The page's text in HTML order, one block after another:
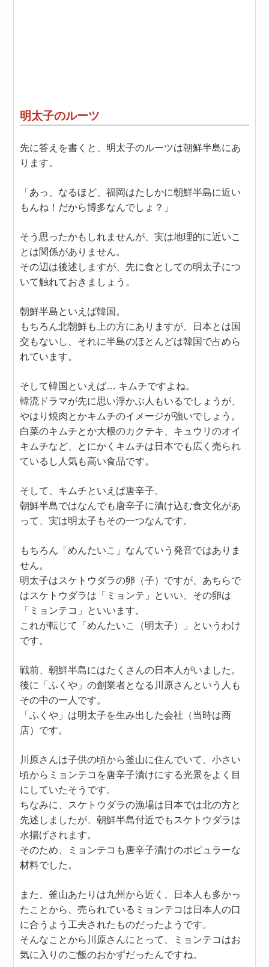
明太子のルーツ
先に答えを書くと、明太子のルーツは朝鮮半島にあ
ります。
「あっ、なるほど、福岡はたしかに朝鮮半島に近い
もんね！だから博多なんでしょ？」
そう思ったかもしれませんが、実は地理的に近いこ
とは関係がありません。
その辺は後述しますが、先に食としての明太子につ
いて触れておきましょう。
朝鮮半島といえば韓国。
もちろん北朝鮮も上の方にありますが、日本とは国
交もないし、それに半島のほとんどは韓国で占めら
れています。
そして韓国といえば… キムチですよね。
韓流ドラマが先に思い浮かぶ人もいるでしょうが、
やはり焼肉とかキムチのイメージが強いでしょう。
白菜のキムチとか大根のカクテキ、キュウリのオイ
キムチなど、とにかくキムチは日本でも広く売られ
ているし人気も高い食品です。
そして、キムチといえば唐辛子。
朝鮮半島ではなんでも唐辛子に漬け込む食文化があ
って、実は明太子もその一つなんです。
もちろん「めんたいこ」なんていう発音ではありま
せん。
明太子はスケトウダラの卵（子）ですが、あちらで
はスケトウダラは「ミョンテ」といい、その卵は
「ミョンテコ」といいます。
これが転じて「めんたいこ（明太子）」というわけ
です。
戦前、朝鮮半島にはたくさんの日本人がいました。
後に「ふくや」の創業者となる川原さんという人も
その中の一人です。
「ふくや」は明太子を生み出した会社（当時は商
店）です。
川原さんは子供の頃から釜山に住んでいて、小さい
頃からミョンテコを唐辛子漬けにする光景をよく目
にしていたそうです。
ちなみに、スケトウダラの漁場は日本では北の方と
先述しましたが、朝鮮半島付近でもスケトウダラは
水揚げされます。
そのため、ミョンテコも唐辛子漬けのポピュラーな
材料でした。
また、釜山あたりは九州から近く、日本人も多かっ
たことから、売られているミョンテコは日本人の口
に合うよう工夫されたものだったようです。
そんなことから川原さんにとって、ミョンテコはお
気に入りのご飯のおかずだったんですね。